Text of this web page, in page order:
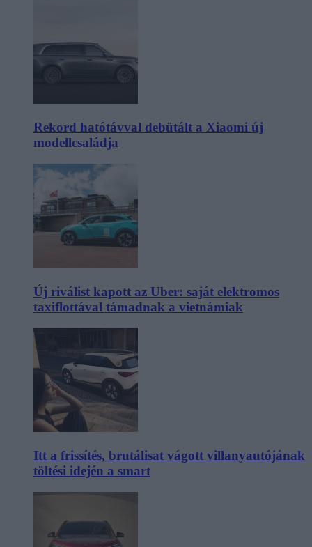
Rekord hatótávval debütált a Xiaomi új
modellcsaládja
Új riválist kapott az Uber: saját elektromos
taxiflottával támadnak a vietnámiak
Itt a frissítés, brutálisat vágott villanyautójának
töltési idején a smart